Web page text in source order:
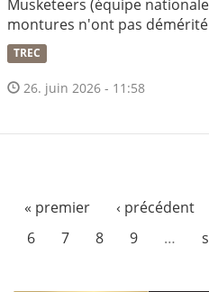
Musketeers (équipe
montures n'ont pas
TREC
26. juin 2026 - 11:58
« premier ‹ précédent
6
7 8 9 …